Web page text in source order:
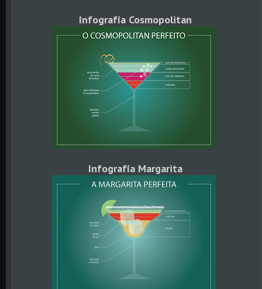
Infografía Cosmopolitan
Infografía Margarita